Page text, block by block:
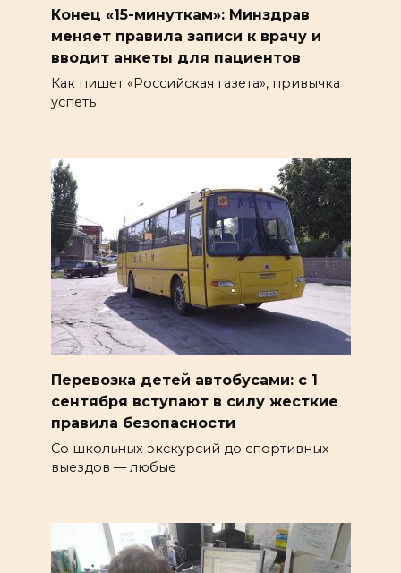
Конец «15-минуткам»: Минздрав
меняет правила записи к врачу и
вводит анкеты для пациентов
Как пишет «Российская газета», привычка
успеть
Перевозка детей автобусами: с 1
сентября вступают в силу жесткие
правила безопасности
Со школьных экскурсий до спортивных
выездов — любые